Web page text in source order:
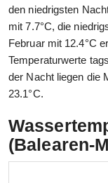
den niedrigsten
mit 7.7°C, die
Februar mit 12.4°C
Temperaturwerte
der Nacht liegen die
23.1°C.
(Balearen-